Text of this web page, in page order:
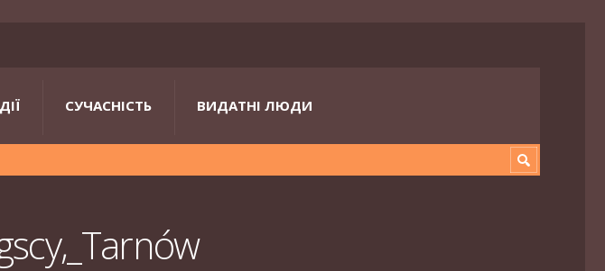
СУЧАСНІСТЬ ВИДАТНІ ЛЮДИ